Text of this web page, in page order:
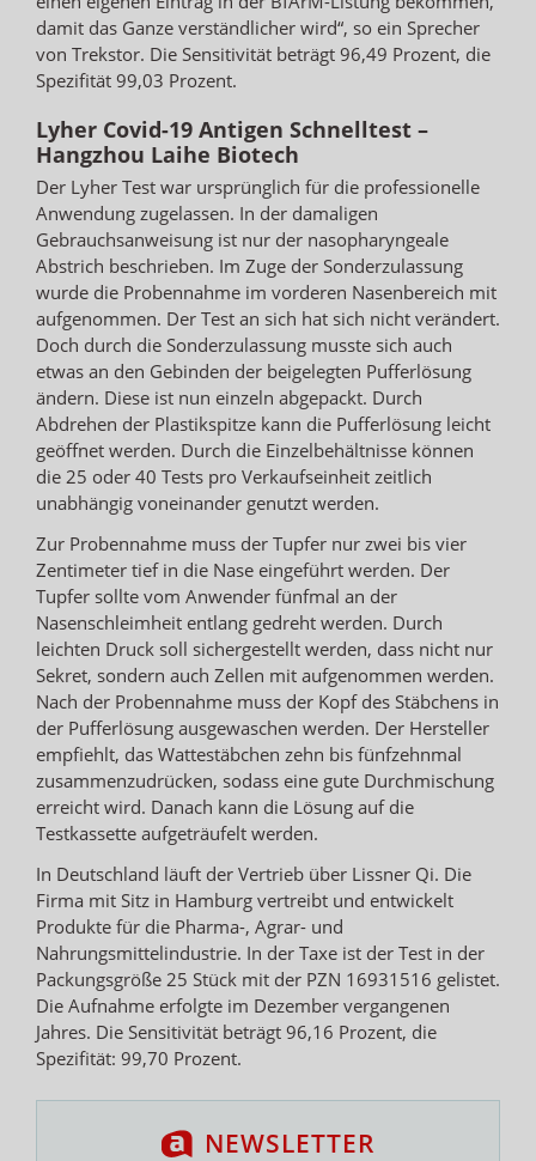
damit das Ganze verständlicher wird“, so ein Sprecher
von Trekstor. Die Sensitivität beträgt 96,49 Prozent, die
Spezifität 99,03 Prozent.
Lyher Covid-19 Antigen Schnelltest –
Hangzhou Laihe Biotech
Der Lyher Test war ursprünglich für die professionelle
Anwendung zugelassen. In der damaligen
Gebrauchsanweisung ist nur der nasopharyngeale
Abstrich beschrieben. Im Zuge der Sonderzulassung
wurde die Probennahme im vorderen Nasenbereich mit
aufgenommen. Der Test an sich hat sich nicht verändert.
Doch durch die Sonderzulassung musste sich auch
etwas an den Gebinden der beigelegten Pufferlösung
ändern. Diese ist nun einzeln abgepackt. Durch
Abdrehen der Plastikspitze kann die Pufferlösung leicht
geöffnet werden. Durch die Einzelbehältnisse können
die 25 oder 40 Tests pro Verkaufseinheit zeitlich
unabhängig voneinander genutzt werden.
Zur Probennahme muss der Tupfer nur zwei bis vier
Zentimeter tief in die Nase eingeführt werden. Der
Tupfer sollte vom Anwender fünfmal an der
Nasenschleimheit entlang gedreht werden. Durch
leichten Druck soll sichergestellt werden, dass nicht nur
Sekret, sondern auch Zellen mit aufgenommen werden.
Nach der Probennahme muss der Kopf des Stäbchens in
der Pufferlösung ausgewaschen werden. Der Hersteller
empfiehlt, das Wattestäbchen zehn bis fünfzehnmal
zusammenzudrücken, sodass eine gute Durchmischung
erreicht wird. Danach kann die Lösung auf die
Testkassette aufgeträufelt werden.
In Deutschland läuft der Vertrieb über Lissner Qi. Die
Firma mit Sitz in Hamburg vertreibt und entwickelt
Produkte für die Pharma-, Agrar- und
Nahrungsmittelindustrie. In der Taxe ist der Test in der
Packungsgröße 25 Stück mit der PZN 16931516 gelistet.
Die Aufnahme erfolgte im Dezember vergangenen
Jahres. Die Sensitivität beträgt 96,16 Prozent, die
Spezifität: 99,70 Prozent.
NEWSLETTER